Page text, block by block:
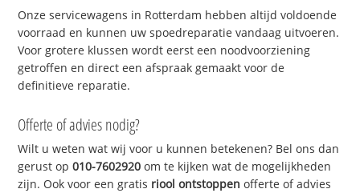
Onze servicewagens in Rotterdam hebben altijd voldoende
voorraad en kunnen uw spoedreparatie vandaag uitvoeren.
Voor grotere klussen wordt eerst een noodvoorziening
getroffen en direct een afspraak gemaakt voor de
definitieve reparatie.
Offerte of advies nodig?
Wilt u weten wat wij voor u kunnen betekenen? Bel ons dan
gerust op010-7602920 om te kijken wat de mogelijkheden
zijn. Ook voor een gratis riool ontstoppen offerte of advies